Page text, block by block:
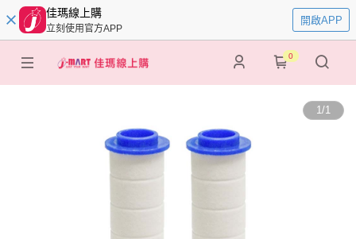
佳瑪線上購
立刻使用官方APP
開啟APP
0
1/1